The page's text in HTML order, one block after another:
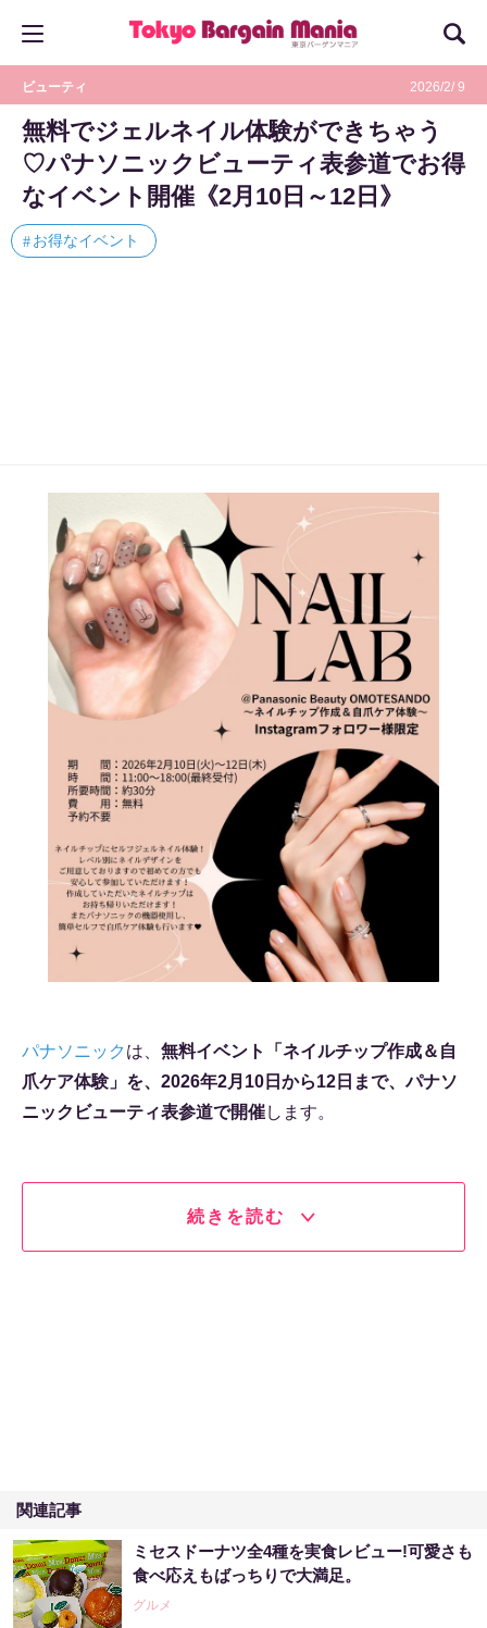
ビューティ 2026/2/ 9
無料でジェルネイル体験ができちゃう
♡パナソニックビューティ表参道でお得
なイベント開催《2月10日～12日》
お得なイベント
パナソニック は、 無料イベント「ネイルチップ作成＆自
爪ケア体験」を、2026年2月10日から12日まで、パナソ
ニックビューティ表参道で開催します。
続きを読む
関連記事
ミセスドーナツ全4種を実食レビュー!可愛さも
食べ応えもばっちりで大満足。
グルメ